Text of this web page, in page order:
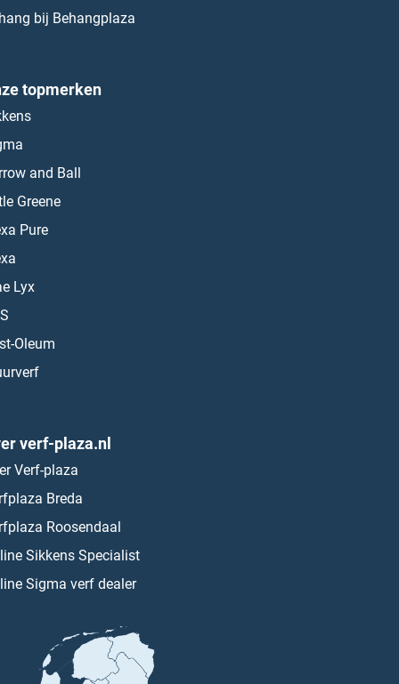
bij Behangplaza
topmerken
and Ball
Greene
Pure
Lyx
Oleum
verf-plaza.nl
Verf-plaza
Breda
Roosendaal
Sikkens Specialist
Sigma verf dealer